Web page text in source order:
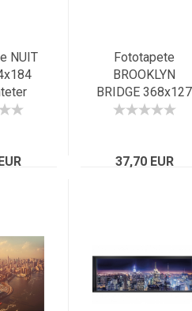
NUIT
Paris
Fototapete
BROOKLYN
BRIDGE 368x127
New York
Nacht
37,70 EUR